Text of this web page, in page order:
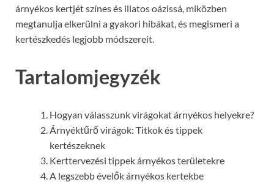
árnyékos kertjét színes és illatos oázissá, miközben
megtanulja elkerülni a gyakori hibákat, és megismeri a
kertészkedés legjobb módszereit.
Tartalomjegyzék
Hogyan válasszunk virágokat árnyékos helyekre?
Árnyéktűrő virágok: Titkok és tippek
kertészeknek
Kerttervezési tippek árnyékos területekre
A legszebb évelők árnyékos kertekbe